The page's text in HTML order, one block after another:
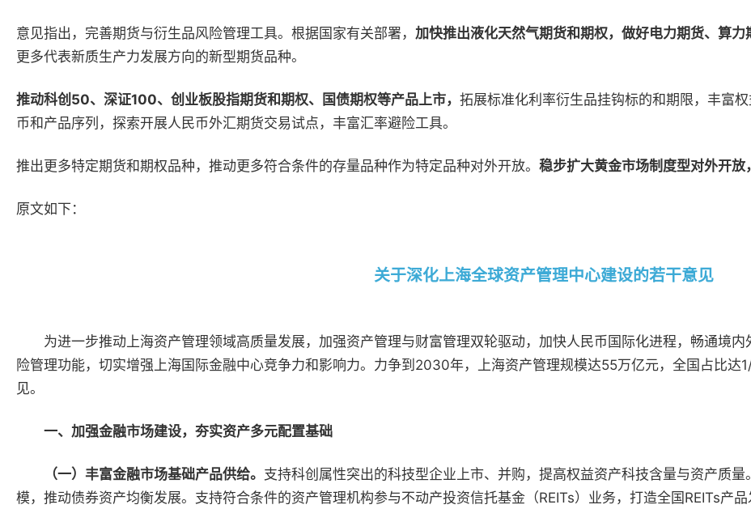
意见指出，完善期货与衍生品风险管理工具。根据国家有关部署， 加快推出液化天然气期货和期权，做好电力期货、算力
更多代表新质生产力发展方向的新型期货品种。
推动科创50、深证100、创业板股指期货和期权、国债期权等产品上市， 拓展标准化利率衍生品挂钩标的和期限，丰富
币和产品序列，探索开展人民币外汇期货交易试点，丰富汇率避险工具。
推出更多特定期货和期权品种，推动更多符合条件的存量品种作为特定品种对外开放。 稳步扩大黄金市场制度型对外开放
原文如下：
关于深化上海全球资产管理中心建设的若干意见
为进一步推动上海资产管理领域高质量发展，加强资产管理与财富管理双轮驱动，加快人民币国际化进程，畅通境
险管理功能，切实增强上海国际金融中心竞争力和影响力。力争到2030年，上海资产管理规模达55万亿元，全国占比
见。
一、加强金融市场建设，夯实资产多元配置基础
（一）丰富金融市场基础产品供给。 支持科创属性突出的科技型企业上市、并购，提高权益资产科技含量与资产质
模，推动债券资产均衡发展。支持符合条件的资产管理机构参与不动产投资信托基金（REITs）业务，打造全国REITs产